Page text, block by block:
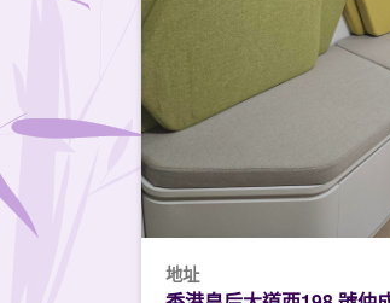
地址